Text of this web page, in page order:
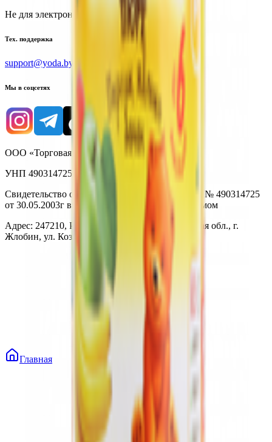
Не для электронных обращений
Тех. поддержка
support@yoda.by
Мы в соцсетях
ООО «Торговая сеть «Продмир»
УНП 490314725
Свидетельство о государственной регистрации № 490314725
от 30.05.2003г выдано Гомельским облисполкомом
Адрес: 247210, Республика Беларусь, Гомельская обл., г.
Жлобин, ул. Козлова 2-А
Главная